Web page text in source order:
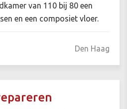
van 110 bij 80 een
en een composiet vloer.
Den Haag